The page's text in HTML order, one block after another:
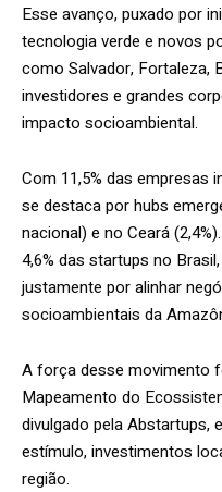
Esse avanço, puxado por
tecnologia verde e novos
como Salvador, Fortaleza,
investidores e grandes
impacto socioambiental.
Com 11,5% das empresas
se destaca por hubs
nacional) e no Ceará
4,6% das startups no
justamente por alinhar
socioambientais da
A força desse movimento
Mapeamento do
divulgado pela Abstartups,
estímulo, investimentos
região.